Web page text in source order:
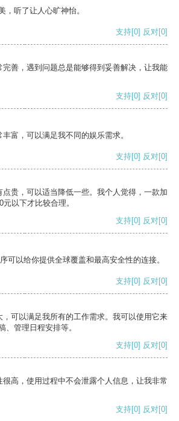
，听了让人心旷神怡。
支持[0] 反对[0]
善，遇到问题总是能够得到妥善解决，让我能
支持[0] 反对[0]
富，可以满足我不同的娱乐需求。
支持[0] 反对[0]
贵，可以适当降低一些。我个人觉得，一款加
以下才比较合理。
支持[0] 反对[0]
可以给你提供全球覆盖和最高安全性的连接。
支持[0] 反对[0]
可以满足我所有的工作需求。我可以使用它来
、管理日程安排等。
支持[0] 反对[0]
高，使用过程中不会泄露个人信息，让我非常
支持[0] 反对[0]